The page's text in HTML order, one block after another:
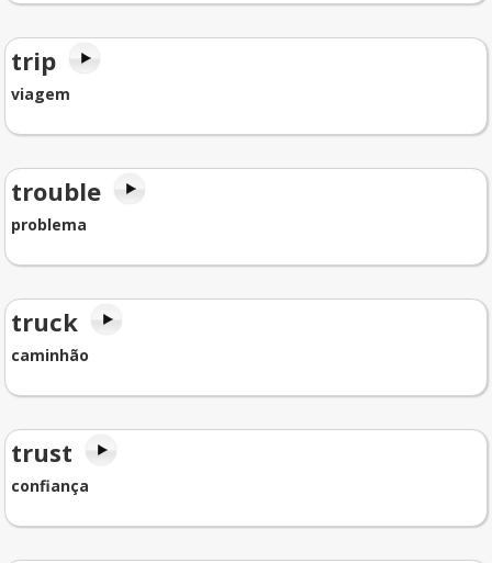
trip
viagem
trouble
problema
truck
caminhão
trust
confiança